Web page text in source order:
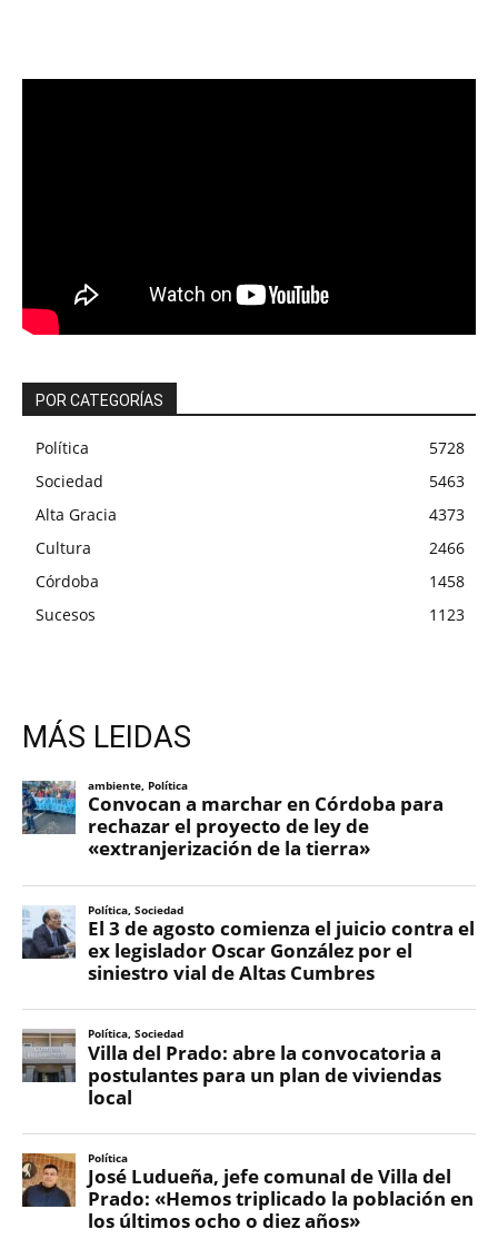
POR CATEGORÍAS
Política
5728
Sociedad
5463
Alta Gracia
4373
Cultura
2466
Córdoba
1458
Sucesos
1123
MÁS LEIDAS